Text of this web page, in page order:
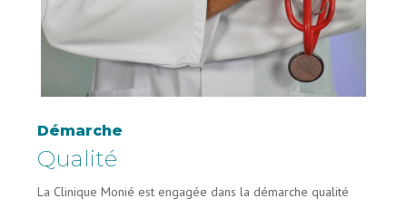
Démarche
Qualité
La Clinique Monié est engagée dans la démarche qualité